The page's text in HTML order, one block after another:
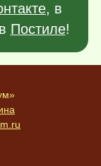
, в
Постиле!